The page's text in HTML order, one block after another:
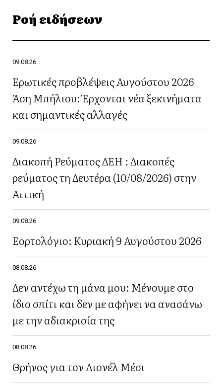
Ροή ειδήσεων
09.08.26
Ερωτικές προβλέψεις Αυγούστου 2026
Άση Μπήλιου: Έρχονται νέα ξεκινήματα
και σημαντικές αλλαγές
09.08.26
Διακοπή Ρεύματος ΔΕΗ : Διακοπές
ρεύματος τη Δευτέρα (10/08/2026) στην
Αττική
09.08.26
Εορτολόγιο: Κυριακή 9 Αυγούστου 2026
08.08.26
Δεν αντέχω τη μάνα μου: Μένουμε στο
ίδιο σπίτι και δεν με αφήνει να ανασάνω
με την αδιακρισία της
08.08.26
Θρήνος για τον Λιονέλ Μέσι